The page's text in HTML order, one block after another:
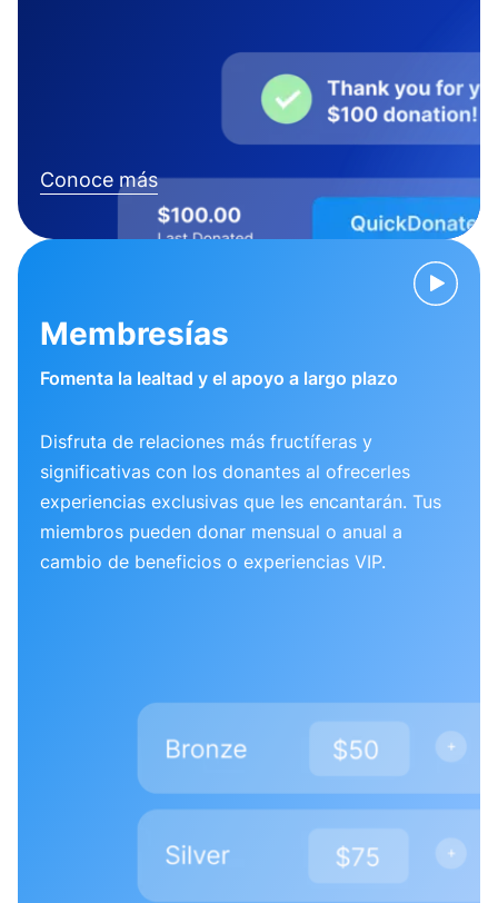
Conoce más
Membresías
Fomenta la lealtad y el apoyo a largo plazo
Disfruta de relaciones más fructíferas y
significativas con los donantes al ofrecerles
experiencias exclusivas que les encantarán. Tus
miembros pueden donar mensual o anual a
cambio de beneficios o experiencias VIP.